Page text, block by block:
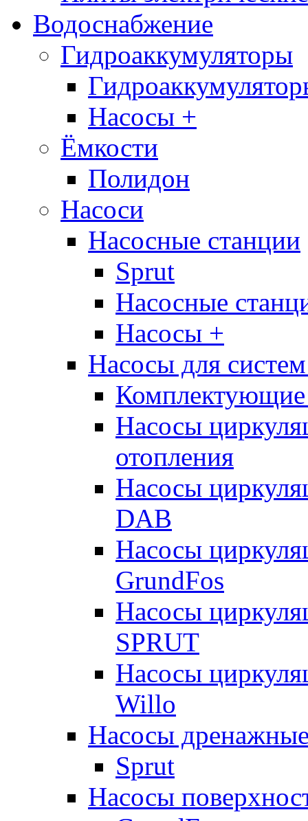
Водоснабжение
Гидроаккумуляторы
Насосы +
Ёмкости
Полидон
Насоси
Насосные станции
Sprut
Насосные
Насосы +
Насосы для
Комплектующие
Насосы
отопления
Насосы
DAB
Насосы
GrundFos
Насосы
SPRUT
Насосы
Willo
Насосы
Sprut
Насосы